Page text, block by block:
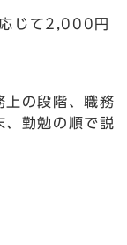
じて2,000円
の段階、職務
、勤勉の順で説